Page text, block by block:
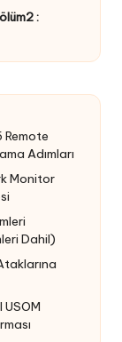
:
Adımları
Monitor
Dahil)